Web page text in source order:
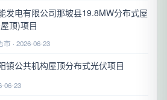
发电有限公司那坡县19.8MW分布式屋
顶)项目
· 2026-06-23
镇公共机构屋顶分布式光伏项目
06-23